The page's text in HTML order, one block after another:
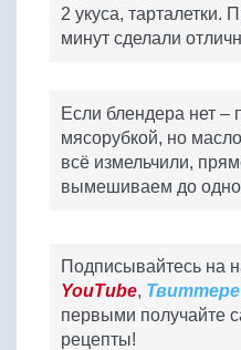
2 укуса, тарталетки.
минут сделали
Если блендера нет –
мясорубкой, но
всё измельчили,
вымешиваем до
Подписывайтесь на
YouTube, Твиттере
первыми получайте
рецепты!